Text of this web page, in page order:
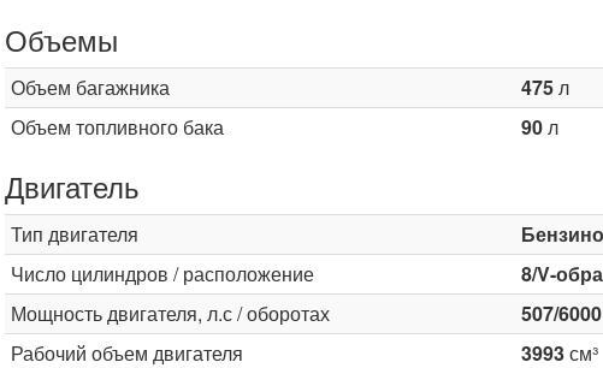
Объемы
Объем багажника 475л
Объем топливного бака
90л
Двигатель
Тип двигателя
Число цилиндров / расположение
8/V-
Мощность двигателя, л.с / оборотах
507/6000
Рабочий объем двигателя
3993см³